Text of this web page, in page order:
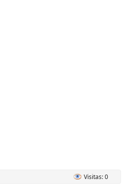
Visitas: 0